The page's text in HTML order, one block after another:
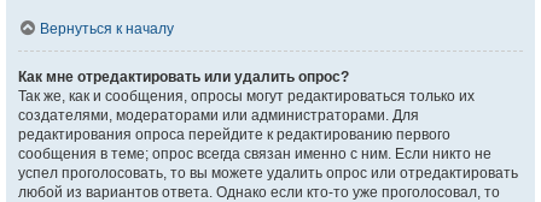
Вернуться к началу
Как мне отредактировать или удалить опрос?
Так же, как и сообщения, опросы могут редактироваться только их
создателями, модераторами или администраторами. Для
редактирования опроса перейдите к редактированию первого
сообщения в теме; опрос всегда связан именно с ним. Если никто не
успел проголосовать, то вы можете удалить опрос или отредактировать
любой из вариантов ответа. Однако если кто-то уже проголосовал, то